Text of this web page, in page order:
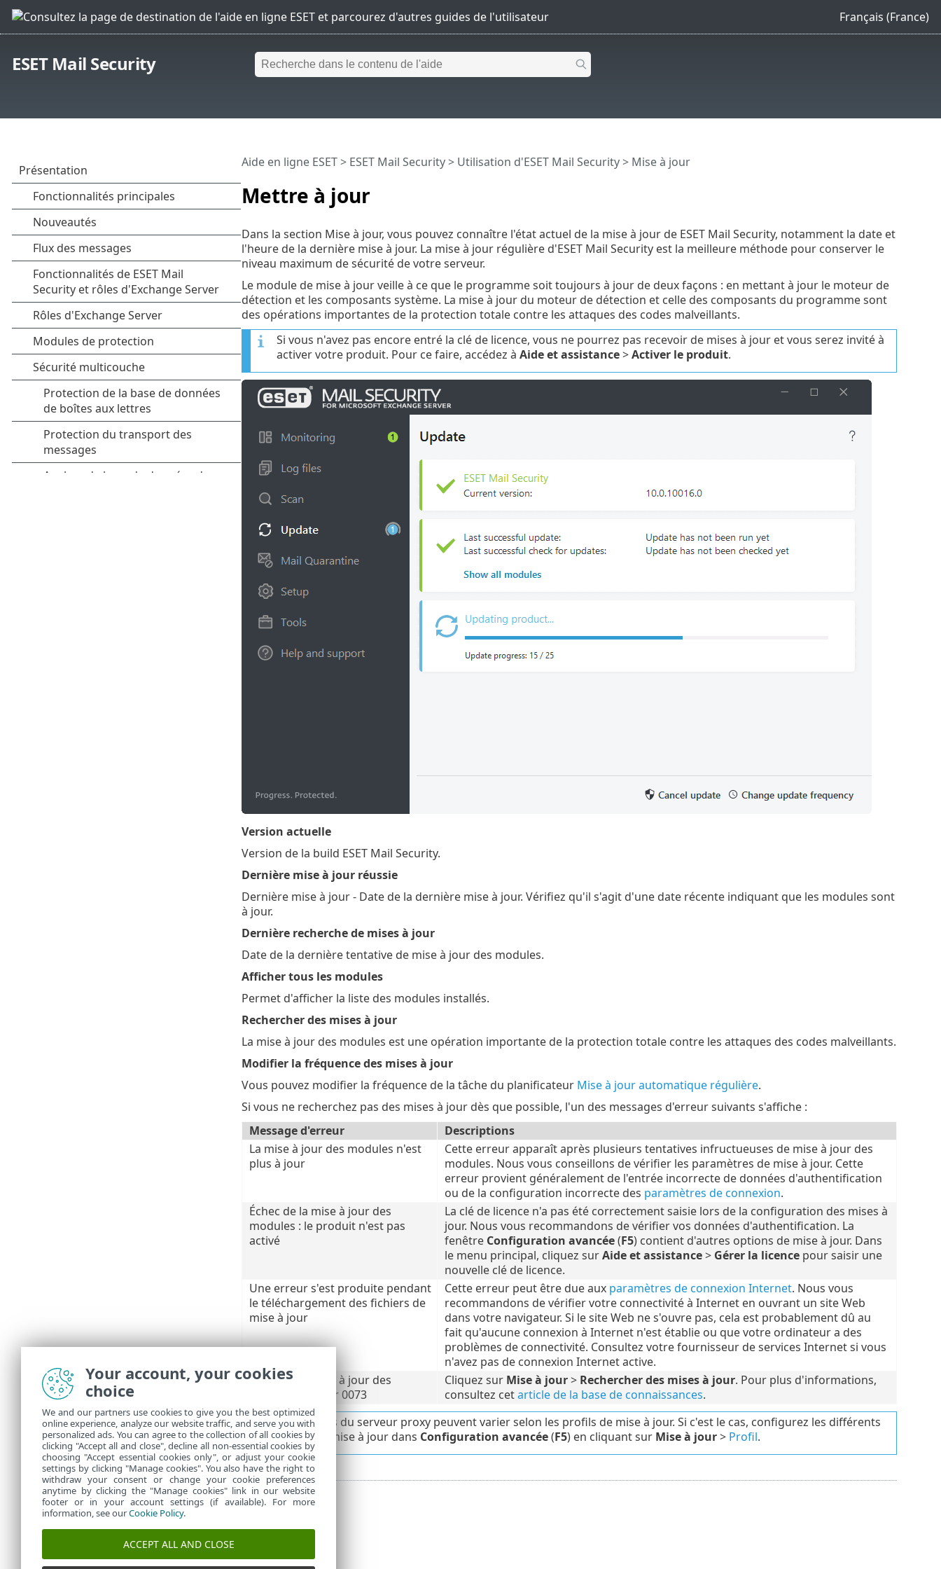
Français (France)
ESET Mail Security
Mettre à jour
Aide en ligne ESET> ESET Mail Security> Utilisation d'ESET Mail Security> Mise à jour
Dans la section Mise à jour, vous pouvez connaître l'état actuel de la mise à jour de ESET Mail Security, notamment la date et
l'heure de la dernière mise à jour. La mise à jour régulière d'ESET Mail Security est la meilleure méthode pour conserver le
niveau maximum de sécurité de votre serveur.
Le module de mise à jour veille à ce que le programme soit toujours à jour de deux façons : en mettant à jour le moteur de
détection et les composants système. La mise à jour du moteur de détection et celle des composants du programme sont
des opérations importantes de la protection totale contre les attaques des codes malveillants.
Si vous n'avez pas encore entré la clé de licence, vous ne pourrez pas recevoir de mises à jour et vous serez invité à
activer votre produit. Pour ce faire, accédez à Aide et assistance>Activer le produit.
Version actuelle
Version de la build ESET Mail Security.
Dernière mise à jour réussie
Dernière mise à jour - Date de la dernière mise à jour. Vérifiez qu'il s'agit d'une date récente indiquant que les modules sont
à jour.
Dernière recherche de mises à jour
Date de la dernière tentative de mise à jour des modules.
Afficher tous les modules
Permet d'afficher la liste des modules installés.
Rechercher des mises à jour
La mise à jour des modules est une opération importante de la protection totale contre les attaques des codes malveillants.
Modifier la fréquence des mises à jour
Vous pouvez modifier la fréquence de la tâche du planificateur Mise à jour automatique régulière.
Si vous ne recherchez pas des mises à jour dès que possible, l'un des messages d'erreur suivants s'affiche :
Message d'erreur
Descriptions
La mise à jour des modules n'est
plus à jour
Cette erreur apparaît après plusieurs tentatives infructueuses de mise à jour des
modules. Nous vous conseillons de vérifier les paramètres de mise à jour. Cette
erreur provient généralement de l'entrée incorrecte de données d'authentification
ou de la configuration incorrecte des paramètres de connexion.
Échec de la mise à jour des
modules : le produit n'est pas
activé
La clé de licence n'a pas été correctement saisie lors de la configuration des mises à
jour. Nous vous recommandons de vérifier vos données d'authentification. La
fenêtre Configuration avancée(F5) contient d'autres options de mise à jour. Dans
le menu principal, cliquez surAide et assistance> Gérer la licencepour saisir une
nouvelle clé de licence.
Une erreur s'est produite pendant
le téléchargement des fichiers de
mise à jour
Cette erreur peut être due aux paramètres de connexion Internet. Nous vous
recommandons de vérifier votre connectivité à Internet en ouvrant un site Web
dans votre navigateur. Si le site Web ne s'ouvre pas, cela est probablement dû au
fait qu'aucune connexion à Internet n'est établie ou que votre ordinateur a des
problèmes de connectivité. Consultez votre fournisseur de services Internet si vous
n'avez pas de connexion Internet active.
Échec de la mise à jour des
modules - Erreur 0073
Cliquez sur Mise à jour> Rechercher des mises à jour. Pour plus d'informations,
consultez cetarticle de la base de connaissances.
Les options du serveur proxy peuvent varier selon les profils de mise à jour. Si c'est le cas, configurez les différents
profils de mise à jour dans Configuration avancée(F5) en cliquant sur Mise à jour> Profil.
Your account, your cookies
choice
We and our partners use cookies to give you the best optimized
online experience, analyze our website traffic, and serve you with
personalized ads. You can agree to the collection of all cookies by
clicking "Accept all and close", decline all non-essential cookies by
choosing "Accept essential cookies only", or adjust your cookie
settings by clicking "Manage cookies". You also have the right to
withdraw your consent or change your cookie preferences
anytime by clicking the "Manage cookies" link in our website
footer or in your account settings (if available). For more
information, see ourCookie Policy.
ACCEPT ALL AND CLOSE